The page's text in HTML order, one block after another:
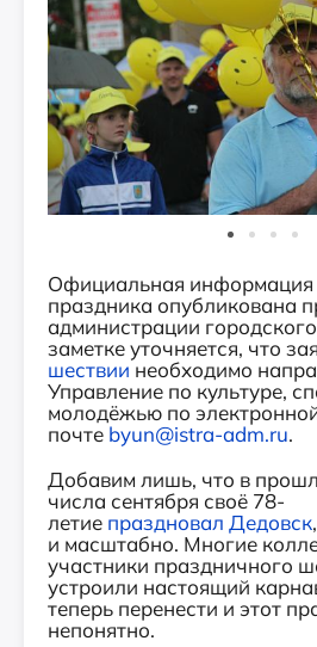
Официальная информация
праздника опубликована
администрации
заметке уточняется, что
шествиинеобходимо
Управление по культуре,
молодёжью по
почте byun@istra-adm.ru.
Добавим лишь, что в
числа сентября своё 78-
летие праздновал Дедовск
и масштабно. Многие
участники праздничного
устроили настоящий
теперь перенести и этот
непонятно.